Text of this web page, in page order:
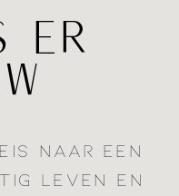
NAAR EEN
LEVEN EN
ER